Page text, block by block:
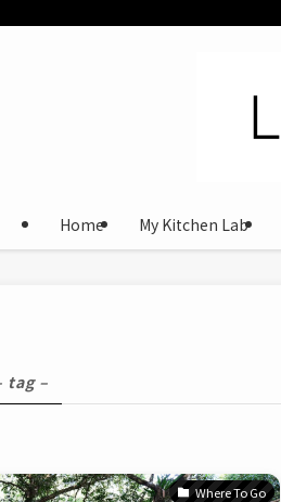
Home My Kitchen Lab
tag –
Where To Go